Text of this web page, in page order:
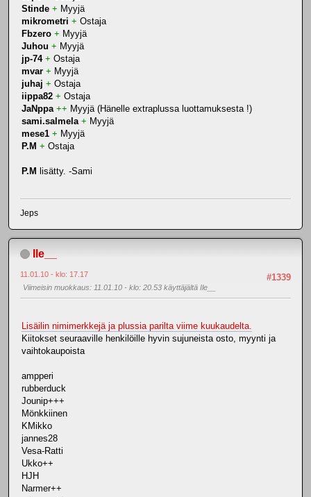
Stinde + Myyjä
mikrometri + Ostaja
Fbzero + Myyjä
Juhou + Myyjä
jp-74 + Ostaja
mvar + Myyjä
juhaj + Ostaja
iippa82 + Ostaja
JaNppa ++ Myyjä (Hänelle extraplussa luottamuksesta !)
sami.salmela + Myyjä
mese1 + Myyjä
P.M + Ostaja
P.M lisätty. -Sami
Jeps
Ile__
#1339
11.01.10 - klo: 17.17
Viimeisin muokkaus: 11.01.10 - klo: 20.53 käyttäjältä Ile__
Lisäilin nimimerkkejä ja plussia parilta viime kuukaudelta.
Kiitokset seuraaville henkilöille hyvin sujuneista osto, myynti ja
vaihtokaupoista
ampperi
rubberduck
Jounip+++
Mönkkiinen
KMikko
jannes28
Vesa-Ratti
Ukko++
HJH
Narmer++